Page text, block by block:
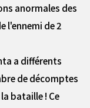
anormales des
l'ennemi de 2
a différents
de décomptes
bataille ! Ce